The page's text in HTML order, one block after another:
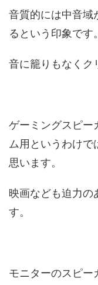
音質的には中音域
るという印象です。
音に籠りもなくク
ゲーミングスピー
ム用というわけで
思います。
映画なども迫力の
す。
モニターのスピー